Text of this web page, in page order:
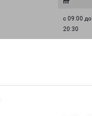
с 09:00 до
20:30